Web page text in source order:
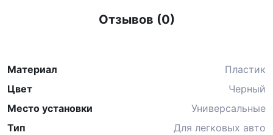
Отзывов (0)
Материал
Пластик
Цвет
Черный
Место установки
Универсальные
Тип
Для легковых авто